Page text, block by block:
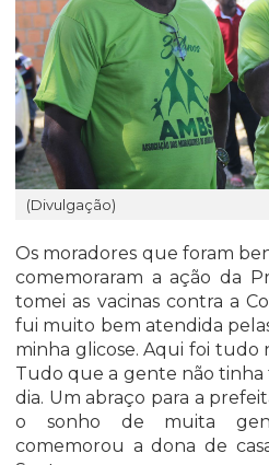
(Divulgação)
Os moradores que foram
comemoraram a ação da
tomei as vacinas contra a
fui muito bem atendida
minha glicose. Aqui foi tudo
Tudo que a gente não tinha
dia. Um abraço para a
o sonho de muita
comemorou a dona de